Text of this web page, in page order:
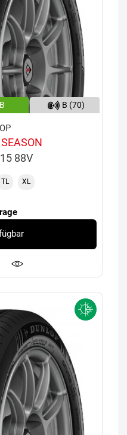
B B (70)
88V
TL XL